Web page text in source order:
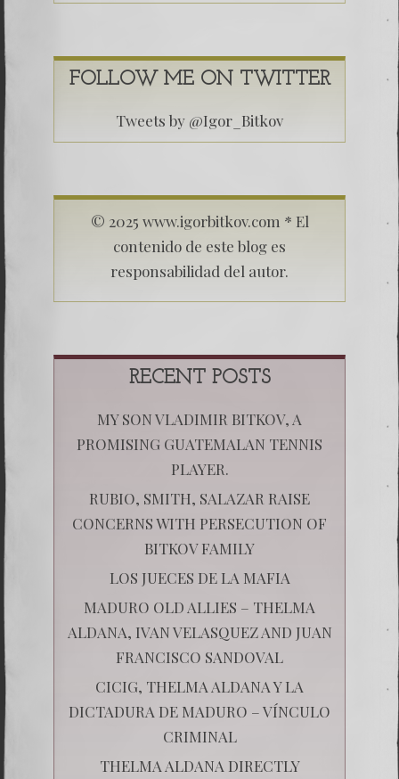
FOLLOW ME ON TWITTER
Tweets by @Igor_Bitkov
© 2025 www.igorbitkov.com * El
contenido de este blog es
responsabilidad del autor.
RECENT POSTS
MY SON VLADIMIR BITKOV, A
PROMISING GUATEMALAN TENNIS
PLAYER.
RUBIO, SMITH, SALAZAR RAISE
CONCERNS WITH PERSECUTION OF
BITKOV FAMILY
LOS JUECES DE LA MAFIA
MADURO OLD ALLIES – THELMA
ALDANA, IVAN VELASQUEZ AND JUAN
FRANCISCO SANDOVAL
CICIG, THELMA ALDANA Y LA
DICTADURA DE MADURO – VÍNCULO
CRIMINAL
THELMA ALDANA DIRECTLY